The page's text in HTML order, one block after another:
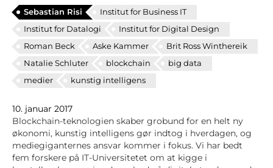
Sebastian Risi
Institut for Business IT
Institut for Datalogi
Institut for Digital Design
Roman Beck
Aske Kammer
Brit Ross Winthereik
Natalie Schluter
blockchain
big data
medier
kunstig intelligens
10. januar 2017
Blockchain-teknologien skaber grobund for en helt ny
økonomi, kunstig intelligens gør indtog i hverdagen, og
mediegiganternes ansvar kommer i fokus. Vi har bedt
fem forskere på IT-Universitetet om at kigge i